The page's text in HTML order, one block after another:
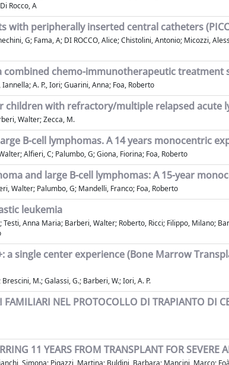
Rocco, A
peripherally inserted central catheters
G; Fama, A; DI ROCCO, Alice; Chistolini, Antonio; Micozzi,
combined chemo-immunotherapeutic treatment
A. P., Iori; Guarini, Anna; Foa, Roberto
with refractory/multiple relapsed acute
Walter; Zecca, M.
B-cell lymphomas. A 14 years monocentric
Alfieri, C; Palumbo, G; Giona, Fiorina; Foa, Roberto
and large B-cell lymphomas: A 15-year
Walter; Palumbo, G; Mandelli, Franco; Foa, Roberto
leukemia
Anna Maria; Barberi, Walter; Roberto, Ricci; Filippo, Milano;
single center experience (Bone Marrow
M.; Galassi, G.; Barberi, W.; Iori, A. P.
NEL PROTOCOLLO DI TRAPIANTO DI
11 YEARS FROM TRANSPLANT FOR SEVERE
Simona; Pigazzi, Martina; Buldini, Barbara; Mancini, Marco;